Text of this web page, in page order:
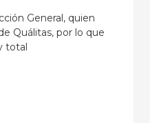
General, quien
Quálitas, por lo que
total